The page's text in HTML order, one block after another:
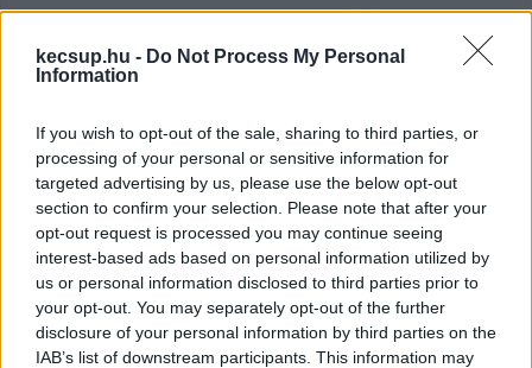
kecsup.hu - Do Not Process My Personal
Information
If you wish to opt-out of the sale, sharing to third parties, or
processing of your personal or sensitive information for
targeted advertising by us, please use the below opt-out
section to confirm your selection. Please note that after your
opt-out request is processed you may continue seeing
interest-based ads based on personal information utilized by
us or personal information disclosed to third parties prior to
your opt-out. You may separately opt-out of the further
disclosure of your personal information by third parties on the
IAB’s list of downstream participants. This information may
BELVÍZ
belvíz címkéhez kapcsolódó legfrissebb hírek,
cikkek és háttéranyagok. Böngéssz a címkék
között →